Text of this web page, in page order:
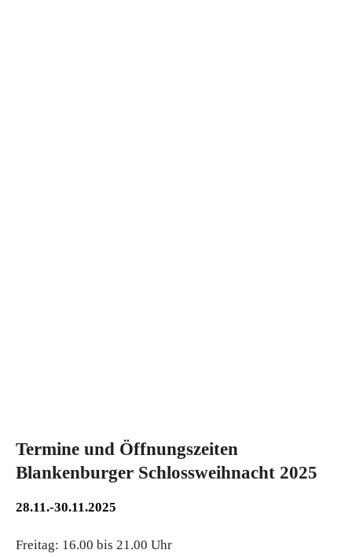
Termine und Öffnungszeiten
Blankenburger Schlossweihnacht 2025
28.11.-30.11.2025
Freitag: 16.00 bis 21.00 Uhr